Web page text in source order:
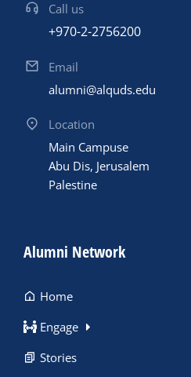
Call us
+970-2-2756200
Email
alumni@alquds.edu
Location
Main Campuse
Abu Dis, Jerusalem
Palestine
Alumni Network
Home
Engage
Stories